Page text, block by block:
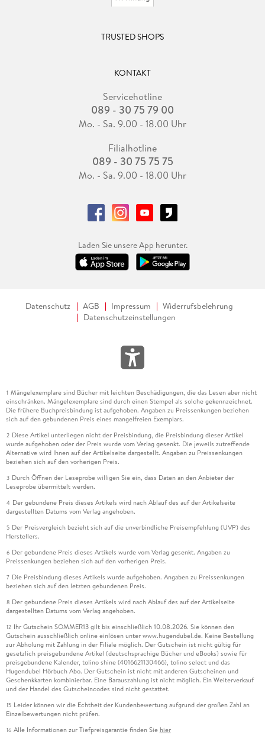
TRUSTED SHOPS
KONTAKT
Servicehotline
089 - 30 75 79 00
Mo. - Sa. 9.00 - 18.00 Uhr
Filialhotline
089 - 30 75 75 75
Mo. - Sa. 9.00 - 18.00 Uhr
Laden Sie unsere App herunter.
Datenschutz AGB Impressum
Widerrufsbelehrung
Datenschutzeinstellungen
1 Mängelexemplare sind Bücher mit leichten Beschädigungen, die das Lesen aber nicht
einschränken. Mängelexemplare sind durch einen Stempel als solche gekennzeichnet.
Die frühere Buchpreisbindung ist aufgehoben. Angaben zu Preissenkungen beziehen
sich auf den gebundenen Preis eines mangelfreien Exemplars.
2 Diese Artikel unterliegen nicht der Preisbindung, die Preisbindung dieser Artikel
wurde aufgehoben oder der Preis wurde vom Verlag gesenkt. Die jeweils zutreffende
Alternative wird Ihnen auf der Artikelseite dargestellt. Angaben zu Preissenkungen
beziehen sich auf den vorherigen Preis.
3 Durch Öffnen der Leseprobe willigen Sie ein, dass Daten an den Anbieter der
Leseprobe übermittelt werden.
4 Der gebundene Preis dieses Artikels wird nach Ablauf des auf der Artikelseite
dargestellten Datums vom Verlag angehoben.
5 Der Preisvergleich bezieht sich auf die unverbindliche Preisempfehlung (UVP) des
Herstellers.
6 Der gebundene Preis dieses Artikels wurde vom Verlag gesenkt. Angaben zu
Preissenkungen beziehen sich auf den vorherigen Preis.
7 Die Preisbindung dieses Artikels wurde aufgehoben. Angaben zu Preissenkungen
beziehen sich auf den letzten gebundenen Preis.
8 Der gebundene Preis dieses Artikels wird nach Ablauf des auf der Artikelseite
dargestellten Datums vom Verlag angehoben.
12 Ihr Gutschein SOMMER13 gilt bis einschließlich 10.08.2026. Sie können den
Gutschein ausschließlich online einlösen unter www.hugendubel.de. Keine Bestellung
zur Abholung mit Zahlung in der Filiale möglich. Der Gutschein ist nicht gültig für
gesetzlich preisgebundene Artikel (deutschsprachige Bücher und eBooks) sowie für
preisgebundene Kalender, tolino shine (4016621130466), tolino select und das
Hugendubel Hörbuch Abo. Der Gutschein ist nicht mit anderen Gutscheinen und
Geschenkkarten kombinierbar. Eine Barauszahlung ist nicht möglich. Ein Weiterverkauf
und der Handel des Gutscheincodes sind nicht gestattet.
15 Leider können wir die Echtheit der Kundenbewertung aufgrund der großen Zahl an
Einzelbewertungen nicht prüfen.
16 Alle Informationen zur Tiefpreisgarantie finden Sie hier